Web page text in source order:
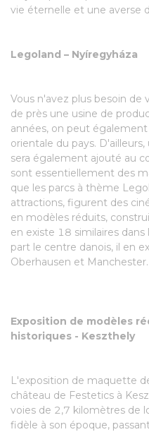
vie éternelle et une averse
Legoland – Nyíregyháza
Vous n'avez plus besoin de
de près une usine de
années, on peut
orientale du pays.
sera également ajouté au
sont essentiellement des
que les parcs à thème
attractions, figurent des
en modèles réduits,
en existe 18 similaires
part le centre danois, il en
Oberhausen et Manchester.
Exposition de modèles
historiques - Keszthely
L'exposition de maquette
château de Festetics à
voies de 2,7 kilomètres de
fidèle à son époque,